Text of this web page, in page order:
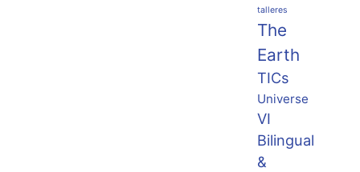
talleres
The
Earth
TICs
Universe
VI
Bilingual
&